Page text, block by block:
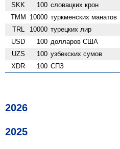
SKK 100 словацких крон
TMM 10000 туркменских манатов
TRL 10000 турецких лир
USD 100 долларов США
UZS 100 узбекских сумов
XDR 100 СПЗ
2026
2025